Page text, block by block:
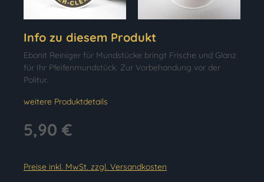
Info zu diesem Produkt
Ebonit Reiniger für Mundstücke bringt Frische und Glanz
für Ihr Pfeifenmundstück. Zur Vorbehandung vor der
Politur.
weitere Produktdetails
5,90 €
Preise inkl. MwSt. zzgl. Versandkosten